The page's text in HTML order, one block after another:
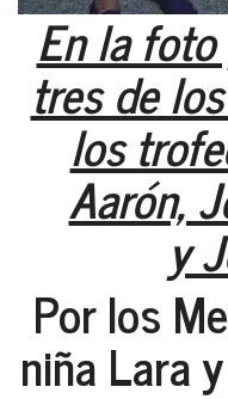
En la
tres de
los
Aarón,
y
Por los
niña Lara